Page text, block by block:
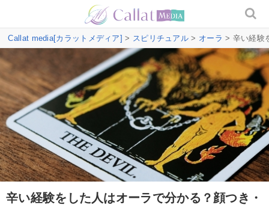
Callat media[カラットメディア] > スピリチュアル > オーラ > 辛い経験
辛い経験をした人はオーラで分かる？顔つき・